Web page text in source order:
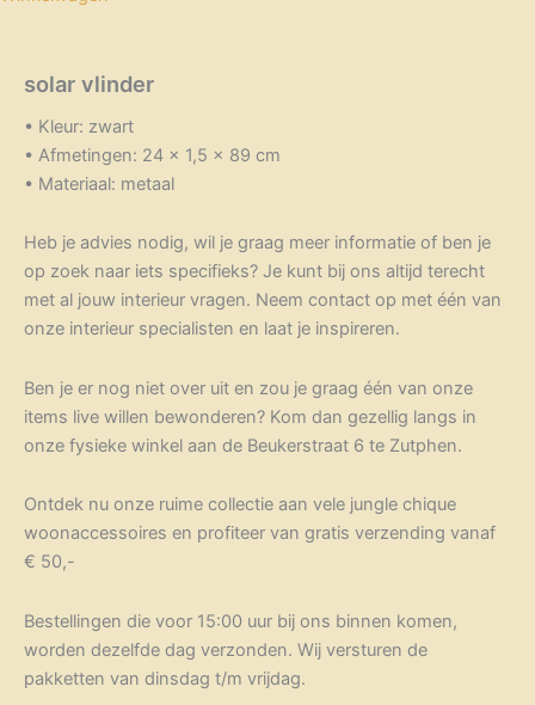
solar vlinder
• Kleur: zwart
• Afmetingen: 24 x 1,5 x 89 cm
• Materiaal: metaal
Heb je advies nodig, wil je graag meer informatie of ben je
op zoek naar iets specifieks? Je kunt bij ons altijd terecht
met al jouw interieur vragen. Neem contact op met één van
onze interieur specialisten en laat je inspireren.
Ben je er nog niet over uit en zou je graag één van onze
items live willen bewonderen? Kom dan gezellig langs in
onze fysieke winkel aan de Beukerstraat 6 te Zutphen.
Ontdek nu onze ruime collectie aan vele jungle chique
woonaccessoires en profiteer van gratis verzending vanaf
€ 50,-
Bestellingen die voor 15:00 uur bij ons binnen komen,
worden dezelfde dag verzonden. Wij versturen de
pakketten van dinsdag t/m vrijdag.